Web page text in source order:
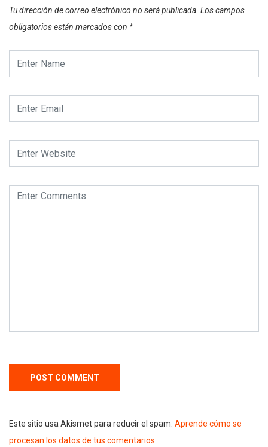
Tu dirección de correo electrónico no será publicada. Los campos
obligatorios están marcados con *
Este sitio usa Akismet para reducir el spam. Aprende cómo se
procesan los datos de tus comentarios